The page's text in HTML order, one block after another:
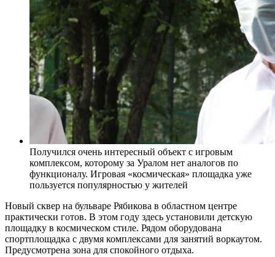
Получился очень интересный объект с игровым
комплексом, которому за Уралом нет аналогов по
функционалу. Игровая «космическая» площадка уже
пользуется популярностью у жителей
Новый сквер на бульваре Рябикова в областном центре
практически готов. В этом году здесь установили детскую
площадку в космическом стиле. Рядом оборудована
спортплощадка с двумя комплексами для занятий воркаутом.
Предусмотрена зона для спокойного отдыха.